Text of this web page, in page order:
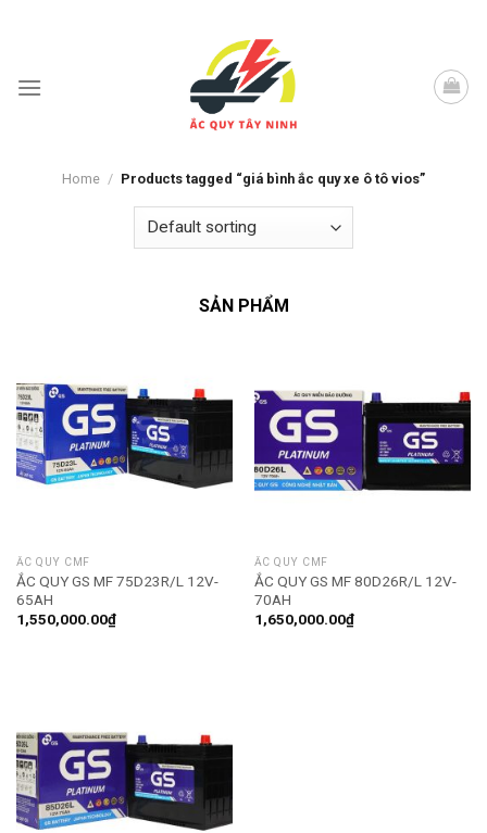
Home / Products tagged “giá bình ắc quy xe ô tô vios”
SẢN PHẨM
ẮC QUY CMF
ẮC QUY GS MF 75D23R/L 12V-
65AH
1,550,000.00₫
ẮC QUY CMF
ẮC QUY GS MF 80D26R/L 12V-
70AH
1,650,000.00₫